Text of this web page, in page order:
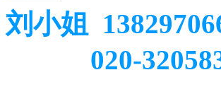
刘小姐
020-